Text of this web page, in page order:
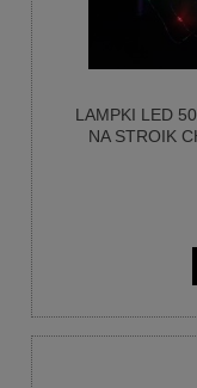
LAMPKI LED
NA STROIK